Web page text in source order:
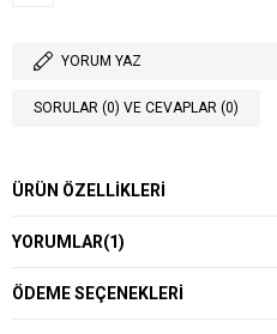
YORUM YAZ
SORULAR (0) VE CEVAPLAR (0)
ÜRÜN ÖZELLIKLERI
YORUMLAR(1)
ÖDEME SEÇENEKLERI